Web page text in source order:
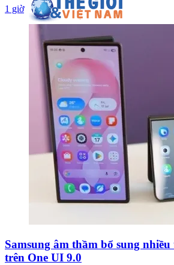
1 giờ
Samsung âm thầm bổ sung
trên One UI 9.0